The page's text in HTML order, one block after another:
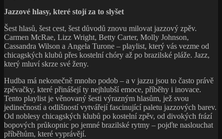
Jazzové hlasy, které stojí za to slyšet
Šest hlasů, šest cest, šest důvodů znovu milovat jazzový zpěv.
Carmen McRae, Lizz Wright, Betty Carter, Molly Johnson,
Cassandra Wilson a Angela Turone – playlist, který vás vezme od
chicagských klubů přes kostelní chóry až po brazilské pláže. Jazz,
který mluví skrze své ženy.
Hudba má nekonečně mnoho podob – a v jazzu jsou to často právě
zpěvačky, které přinášejí ty nejhlubší emoce, příběhy i inovace.
Tento playlist je věnovaný šesti výrazným hlasům, jež svou
jedinečností a odlišností vytvářejí fascinující paletu jazzových barev.
Od noblesy chicagských klubů po kostelní zpěv, od divokých frází
bopových průkopnic po jemné brazilské rytmy – pojďte naslouchat
příběhům, které vyprávějí.